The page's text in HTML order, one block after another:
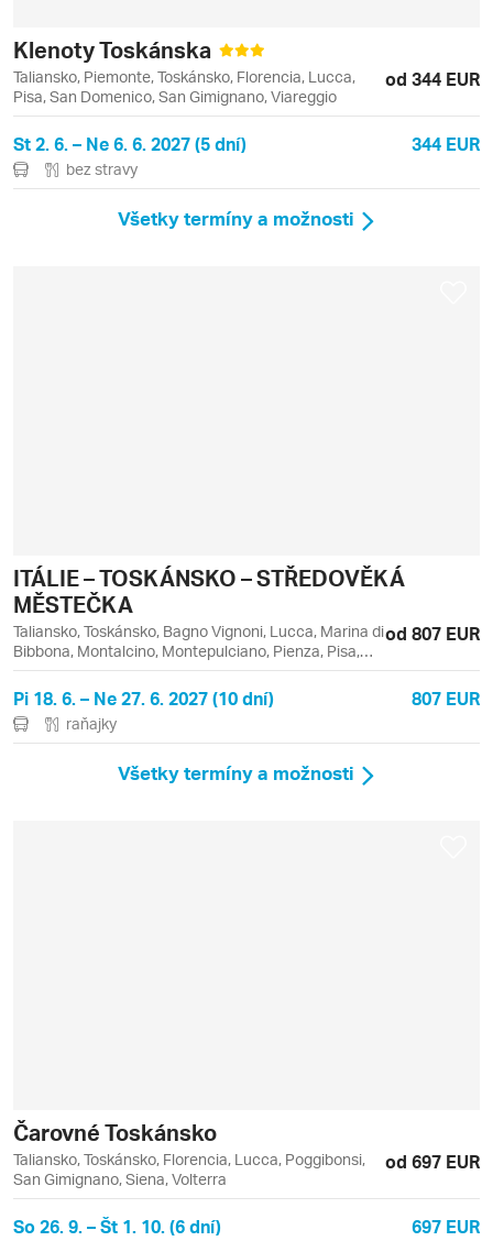
Klenoty Toskánska
Taliansko, Piemonte, Toskánsko, Florencia, Lucca,
Pisa, San Domenico, San Gimignano, Viareggio
od 344 EUR
St 2. 6. – Ne 6. 6. 2027 (5 dní) 344 EUR
bez stravy
Všetky termíny a možnosti
ITÁLIE – TOSKÁNSKO – STŘEDOVĚKÁ
MĚSTEČKA
Taliansko, Toskánsko, Bagno Vignoni, Lucca, Marina di
Bibbona, Montalcino, Montepulciano, Pienza, Pisa,
Pistoia, San Gimignano, Siena, Volterra
od 807 EUR
Pi 18. 6. – Ne 27. 6. 2027 (10 dní) 807 EUR
raňajky
Všetky termíny a možnosti
Čarovné Toskánsko
Taliansko, Toskánsko, Florencia, Lucca, Poggibonsi,
San Gimignano, Siena, Volterra
od 697 EUR
So 26. 9. – Št 1. 10. (6 dní) 697 EUR